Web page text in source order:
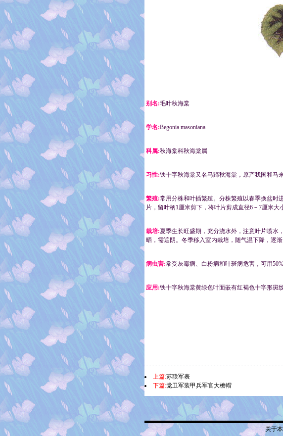
别名:毛叶秋海棠
学名:Begonia masoniana
科属:秋海棠科秋海棠属
习性:铁十字秋海棠又名马蹄秋海棠，原产我国和马
繁殖:常用分株和叶插繁殖。分株繁殖以春季换盆时
片，留叶柄1厘米剪下，将叶片剪成直径6－7厘米大
栽培:夏季生长旺盛期，充分浇水外，注意叶片喷水
晒，需遮阴。冬季移入室内栽培，随气温下降，逐渐
病虫害:常受灰霉病、白粉病和叶斑病危害，可用
应用:铁十字秋海棠黄绿色叶面嵌有红褐色十字形斑
上篇:苏联军表
下篇:党卫军装甲兵军官大檐帽
关于